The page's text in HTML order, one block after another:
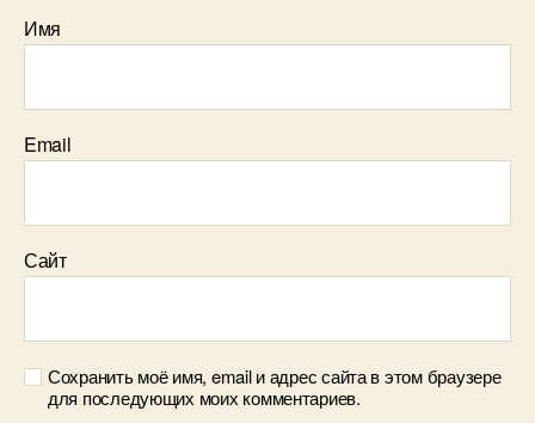
Имя
Email
Сайт
Сохранить моё имя, email и адрес сайта в этом браузере
для последующих моих комментариев.